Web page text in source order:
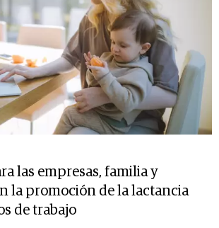
las empresas, familia y
la promoción de la lactancia
de trabajo